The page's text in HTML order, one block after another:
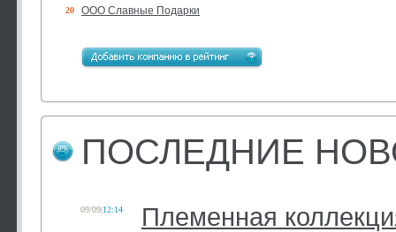
20 ООО Славные Подарки
ПОСЛЕДНИЕ
09/09|12:14
Племенная